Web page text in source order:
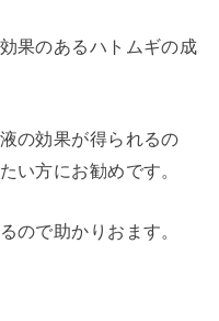
果のあるハトムギの成
の効果が得られるの
い方にお勧めです。
ので助かりおます。